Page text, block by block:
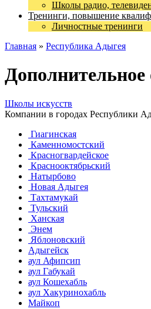
Школы радио,
Тренинги, повышение
Личностные тренинги
Главная » Республика Адыгея
Школы искусств
Компании в городах Республики
Гиагинская
Каменномостский
Красногвардейское
Краснооктябрьский
Натырбово
Новая Адыгея
Тахтамукай
Тульский
Ханская
Энем
Яблоновский
Адыгейск
аул Афипсип
аул Габукай
аул Кошехабль
аул Хакуринохабль
Майкоп